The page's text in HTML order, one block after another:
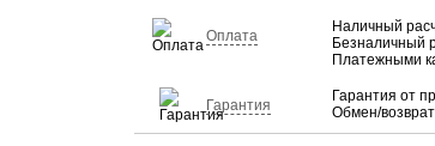
Оплата
Наличный
Безналичный
Платежными
Гарантия
Гарантия от
Обмен/